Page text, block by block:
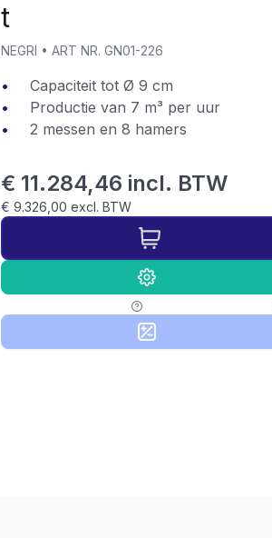
t
NEGRI •ART NR. GN01-226
Capaciteit tot Ø 9 cm
Productie van 7 m³ per uur
2 messen en 8 hamers
€ 11.284,46 incl. BTW
€ 9.326,00 excl. BTW